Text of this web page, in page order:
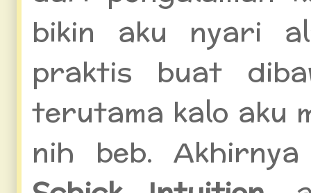
bikin aku nyari
praktis buat
terutama kalo aku
nih beb.